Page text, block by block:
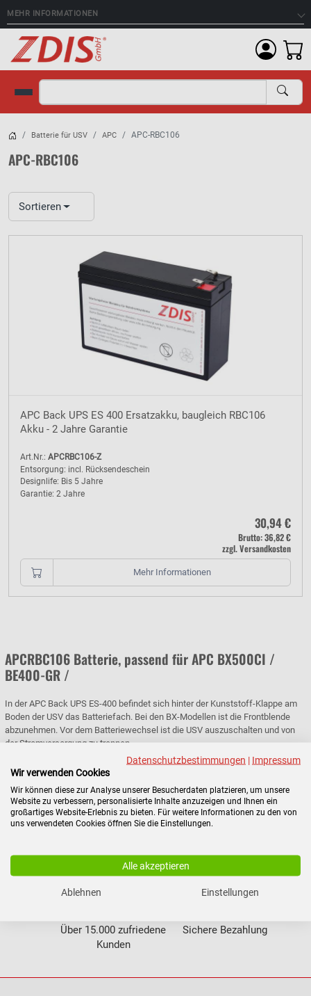
MEHR INFORMATIONEN
Suche
Batterie für USV APC APC-RBC106
APC-RBC106
Sortieren
APC Back UPS ES 400 Ersatzakku, baugleich RBC106
Akku - 2 Jahre Garantie
Art.Nr.: APCRBC106-Z
Entsorgung: incl. Rücksendeschein
Designlife: Bis 5 Jahre
Garantie: 2 Jahre
30,94 €
Brutto: 36,82 €
zzgl. Versandkosten
Mehr Informationen
APCRBC106 Batterie, passend für APC BX500CI /
BE400-GR /
In der APC Back UPS ES-400 befindet sich hinter der Kunststoff-Klappe am
Boden der USV das Batteriefach. Bei den BX-Modellen ist die Frontblende
abzunehmen. Vor dem Batteriewechsel ist die USV auszuschalten und von
der Stromversorgung zu trennen.
Über 15.000 zufriedene
Kunden
Sichere Bezahlung
Datenschutzbestimmungen | Impressum
Wir verwenden Cookies
Wir können diese zur Analyse unserer Besucherdaten platzieren, um unsere
Website zu verbessern, personalisierte Inhalte anzuzeigen und Ihnen ein
großartiges Website-Erlebnis zu bieten. Für weitere Informationen zu den von
uns verwendeten Cookies öffnen Sie die Einstellungen.
Alle akzeptieren
Ablehnen Einstellungen